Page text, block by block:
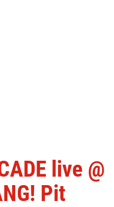
live @
Pit